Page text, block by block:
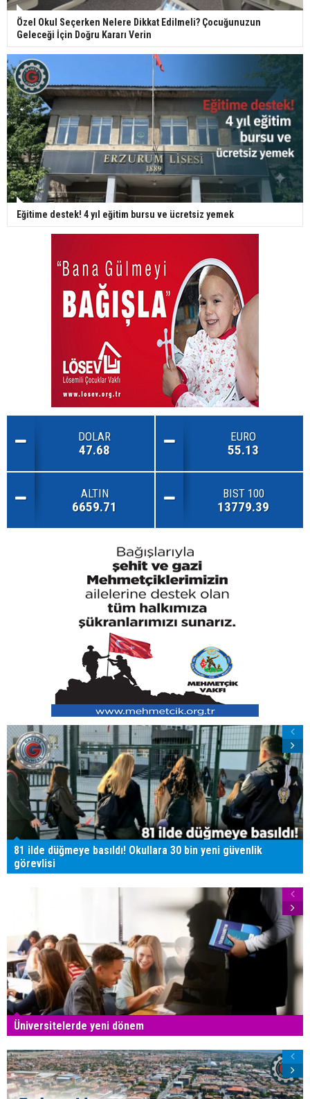
Özel Okul Seçerken Nelere Dikkat Edilmeli? Çocuğunuzun
Geleceği İçin Doğru Kararı Verin
Eğitime destek! 4 yıl eğitim bursu ve ücretsiz yemek
DOLAR
47.68
EURO
55.13
ALTIN
6659.71
BIST 100
13779.39
81 ilde düğmeye basıldı! Okullara 30 bin yeni güvenlik
görevlisi
Üniversitelerde yeni dönem